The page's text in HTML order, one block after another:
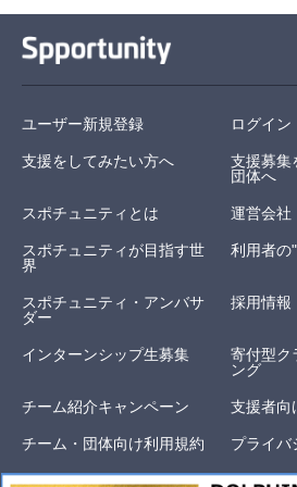
ユーザー新規登録 ログイン
支援をしてみたい方へ
支援募集
団体へ
スポチュニティとは 運営会社
スポチュニティが目指す世
界
利用者の
スポチュニティ・アンバサ
ダー
採用情報
インターンシップ生募集
寄付型ク
ング
チーム紹介キャンペーン 支援者向
チーム・団体向け利用規約 プライバ
特定商取引に関する表示 よくある